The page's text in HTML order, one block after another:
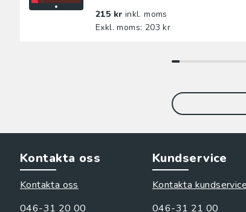
215 kr inkl. moms
Exkl. moms: 203 kr
Kontakta oss
Kontakta oss
046-31 20 00
Kundservice
Kontakta
046-31 21 00